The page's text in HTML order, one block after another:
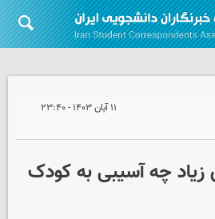
۱۱ آبان ۱۴۰۳ - ۲۳:۴۰
زیاد چه آسیبی به کودک